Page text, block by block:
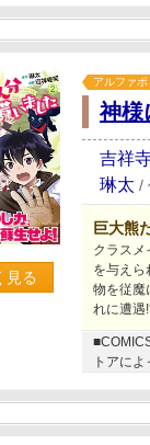
見る
アルファ
神様
吉祥
琳太 /
巨大熊
クラスメ
を与えら
物を従魔
れに遭遇
トアによ